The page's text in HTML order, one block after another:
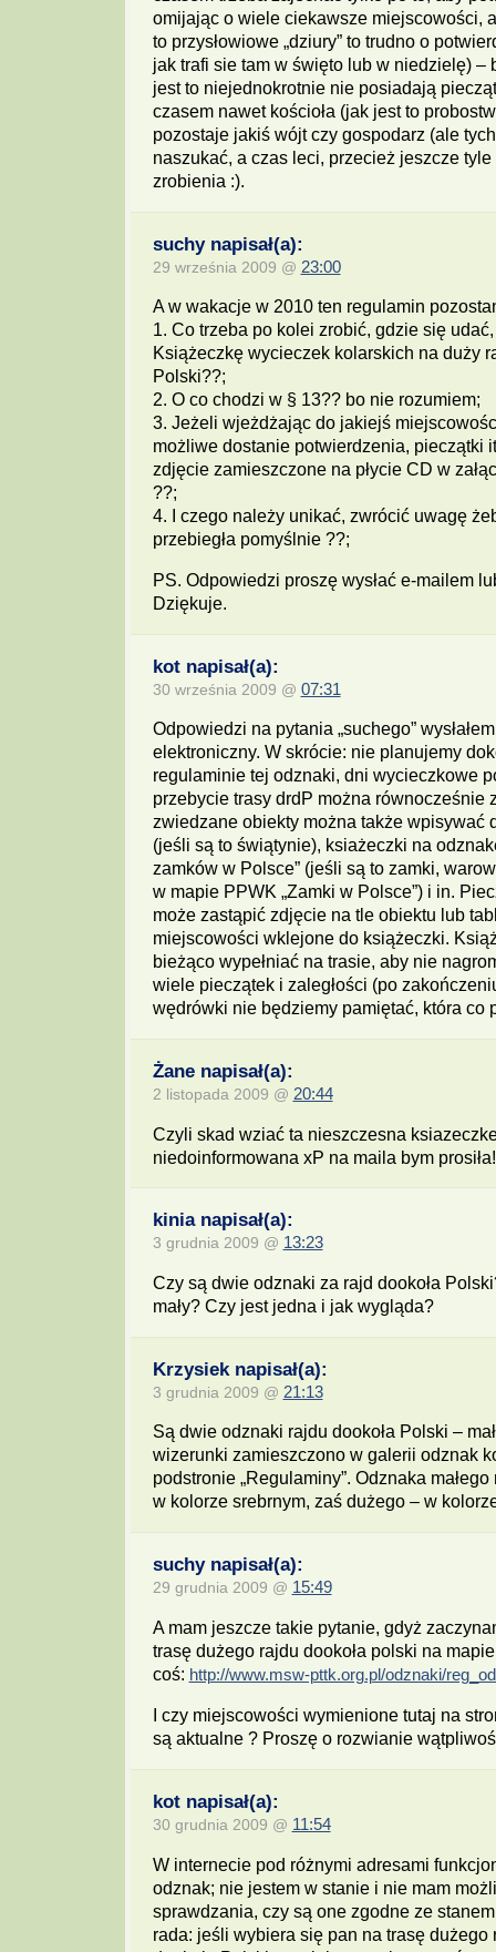
omijając o wiele ciekawsze miejscowości,
to przysłowiowe „dziury” to trudno o
jak trafi sie tam w święto lub w niedzielę) –
jest to niejednokrotnie nie posiadają
czasem nawet kościoła (jak jest to
pozostaje jakiś wójt czy gospodarz (ale
naszukać, a czas leci, przecież jeszcze
zrobienia :).
suchy napisał(a):
29 września 2009 @ 23:00
A w wakacje w 2010 ten regulamin
1. Co trzeba po kolei zrobić, gdzie się
Książeczkę wycieczek kolarskich na duży
Polski??;
2. O co chodzi w § 13?? bo nie rozumiem;
3. Jeżeli wjeżdżając do jakiejś
możliwe dostanie potwierdzenia, pieczątki
zdjęcie zamieszczone na płycie CD w
??;
4. I czego należy unikać, zwrócić uwagę
przebiegła pomyślnie ??;
PS. Odpowiedzi proszę wysłać e-mailem
Dziękuje.
kot napisał(a):
30 września 2009 @ 07:31
Odpowiedzi na pytania „suchego”
elektroniczny. W skrócie: nie planujemy
regulaminie tej odznaki, dni wycieczkowe
przebycie trasy drdP można równocześnie
zwiedzane obiekty można także wpisywać
(jeśli są to świątynie), ksiażeczki na
zamków w Polsce” (jeśli są to zamki,
w mapie PPWK „Zamki w Polsce”) i in.
może zastąpić zdjęcie na tle obiektu lub
miejscowości wklejone do książeczki.
bieżąco wypełniać na trasie, aby nie
wiele pieczątek i zaległości (po
wędrówki nie będziemy pamiętać, która co
Żane napisał(a):
2 listopada 2009 @ 20:44
Czyli skad wziać ta nieszczesna
niedoinformowana xP na maila bym
kinia napisał(a):
3 grudnia 2009 @ 13:23
Czy są dwie odznaki za rajd dookoła
mały? Czy jest jedna i jak wygląda?
Krzysiek napisał(a):
3 grudnia 2009 @ 21:13
Są dwie odznaki rajdu dookoła Polski –
wizerunki zamieszczono w galerii odznak
podstronie „Regulaminy”. Odznaka
w kolorze srebrnym, zaś dużego – w
suchy napisał(a):
29 grudnia 2009 @ 15:49
A mam jeszcze takie pytanie, gdyż
trasę dużego rajdu dookoła polski na
coś: http://www.msw-pttk.org.pl/odznaki/
I czy miejscowości wymienione tutaj na
są aktualne ? Proszę o rozwianie
kot napisał(a):
30 grudnia 2009 @ 11:54
W internecie pod różnymi adresami
odznak; nie jestem w stanie i nie mam
sprawdzania, czy są one zgodne ze
rada: jeśli wybiera się pan na trasę dużego